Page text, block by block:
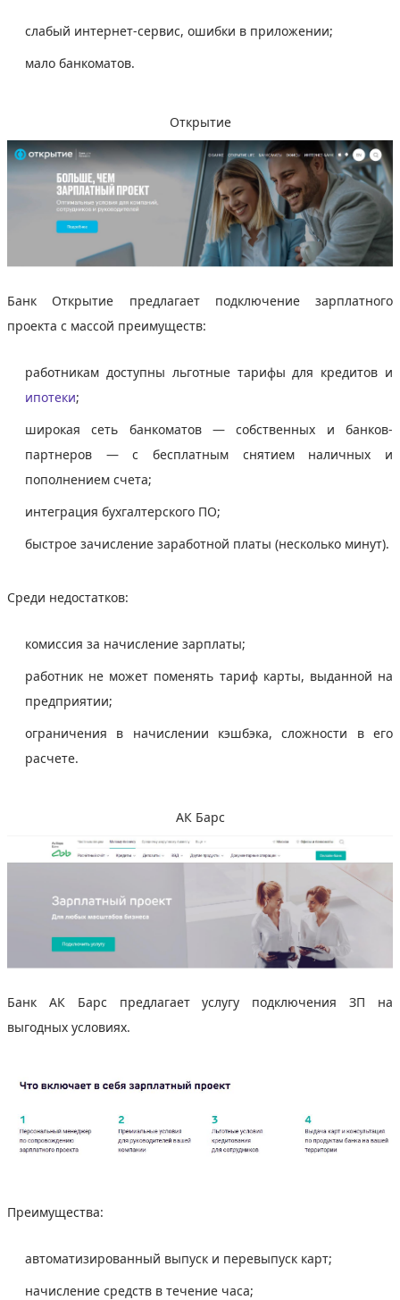
слабый интернет-сервис, ошибки в приложении;
мало банкоматов.
Открытие
Банк Открытие предлагает подключение зарплатного
проекта с массой преимуществ:
работникам доступны льготные тарифы для кредитов и
ипотеки;
широкая сеть банкоматов — собственных и банков-
партнеров — с бесплатным снятием наличных и
пополнением счета;
интеграция бухгалтерского ПО;
быстрое зачисление заработной платы (несколько минут).
Среди недостатков:
комиссия за начисление зарплаты;
работник не может поменять тариф карты, выданной на
предприятии;
ограничения в начислении кэшбэка, сложности в его
расчете.
АК Барс
Банк АК Барс предлагает услугу подключения ЗП на
выгодных условиях.
Преимущества:
автоматизированный выпуск и перевыпуск карт;
начисление средств в течение часа;